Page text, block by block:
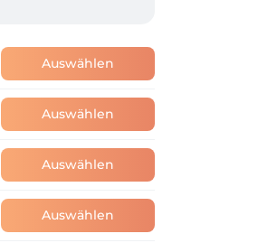
Auswählen
Auswählen
Auswählen
Auswählen